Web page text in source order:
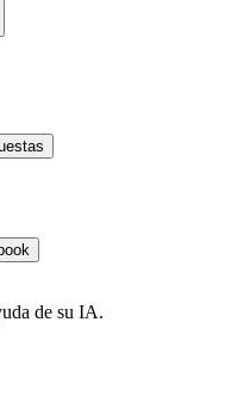
de su IA.